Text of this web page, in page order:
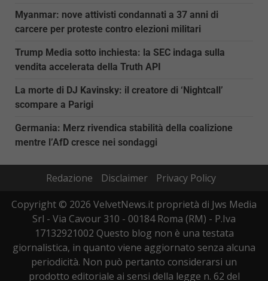
Myanmar: nove attivisti condannati a 37 anni di
carcere per proteste contro elezioni militari
Trump Media sotto inchiesta: la SEC indaga sulla
vendita accelerata della Truth API
La morte di DJ Kavinsky: il creatore di ‘Nightcall’
scompare a Parigi
Germania: Merz rivendica stabilità della coalizione
mentre l’AfD cresce nei sondaggi
Redazione Disclaimer
Privacy Policy
Copyright © 2026 VelvetNews.it proprietà di Jws Media
Srl - Via Cavour 310 - 00184 Roma (RM) - P.Iva
17132921002 Questo blog non è una testata
giornalistica, in quanto viene aggiornato senza alcuna
periodicità. Non può pertanto considerarsi un
prodotto editoriale ai sensi della legge n. 62 del